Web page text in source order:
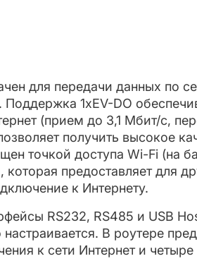
для передачи данных по
1хEV-DO
(прием до 3,1 Мбит/с,
получить высокое
точкой доступа Wi-Fi (на
кото­рая предоставляет для
к Интернету.
RS232, RS485 и USB
В роутере
к сети Интернет и четыре